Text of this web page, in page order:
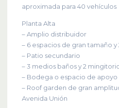
aproximada para 40 vehículos
Planta Alta
– Amplio distribuidor
– 6 espacios de gran tamaño
– Patio secundario
– 3 medios baños y 2
– Bodega o espacio de apoyo
– Roof garden de gran
Avenida Unión